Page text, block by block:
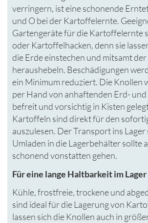
verringern, ist eine schonende
und O bei der Kartoffelernte.
Gartengeräte für die Kartoffelernte
oder Kartoffelhacken, denn sie
die Erde einstechen und mitsamt
heraushebeln. Beschädigungen
ein Minimum reduziert. Die Knollen
per Hand von anhaftenden Erd-
befreit und vorsichtig in Kisten
Kartoffeln sind direkt für den
auszulesen. Der Transport ins Lager
Umladen in die Lagerbehälter sollte
schonend vonstatten gehen.
Für eine lange Haltbarkeit im Lager
Kühle, frostfreie, trockene und
sind ideal für die Lagerung von
lassen sich die Knollen auch in